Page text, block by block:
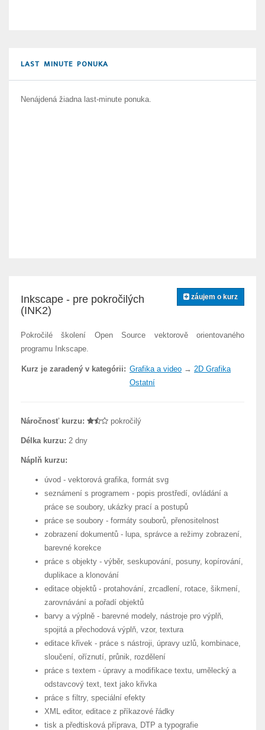
LAST MINUTE PONUKA
Nenájdená žiadna last-minute ponuka.
záujem o kurz
Inkscape - pre pokročilých
(INK2)
Pokročilé školení Open Source vektorově orientovaného
programu Inkscape.
Kurz je zaradený v kategórii: Grafika a video → 2D Grafika
Ostatní
Náročnosť kurzu: pokročilý
Délka kurzu: 2 dny
Náplň kurzu:
úvod - vektorová grafika, formát svg
seznámení s programem - popis prostředí, ovládání a
práce se soubory, ukázky prací a postupů
práce se soubory - formáty souborů, přenositelnost
zobrazení dokumentů - lupa, správce a režimy zobrazení,
barevné korekce
práce s objekty - výběr, seskupování, posuny, kopírování,
duplikace a klonování
editace objektů - protahování, zrcadlení, rotace, šikmení,
zarovnávání a pořadí objektů
barvy a výplně - barevné modely, nástroje pro výplň,
spojitá a přechodová výplň, vzor, textura
editace křivek - práce s nástroji, úpravy uzlů, kombinace,
sloučení, oříznutí, průnik, rozdělení
práce s textem - úpravy a modifikace textu, umělecký a
odstavcový text, text jako křivka
práce s filtry, speciální efekty
XML editor, editace z příkazové řádky
tisk a předtisková příprava, DTP a typografie